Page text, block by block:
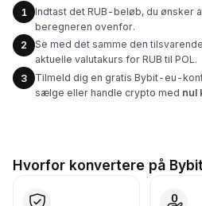
1
Indtast det RUB-beløb, du ønsker
beregneren ovenfor.
2
Se med det samme den
aktuelle valutakurs for RUB til POL.
3
Tilmeld dig en gratis Bybit-eu-
sælge eller handle crypto med nul
Hvorfor konvertere på